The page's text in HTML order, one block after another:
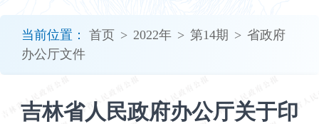
当前位置： 首页 > 2022年 > 第14期 > 省政府
办公厅文件
吉林省人民政府办公厅关于印
加